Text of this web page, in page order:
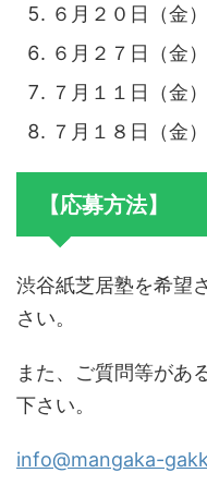
６月２０日（金）
６月２７日（金）
７月１１日（金）
７月１８日（金）
【応募方法】
渋谷紙芝居塾を希望
さい。
また、ご質問等があ
下さい。
info@mangaka-